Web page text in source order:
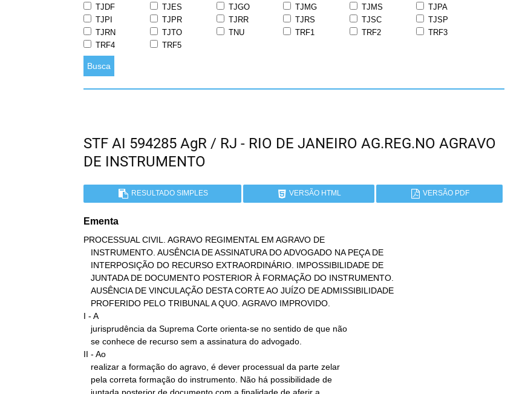
TJDF
TJES TJGO TJMG TJMS
TJPA
TJPI
TJPR TJRR TJRS TJSC
TJSP
TJRN
TJTO TNU TRF1 TRF2
TRF3
TRF4
TRF5
Busca
STF AI 594285 AgR / RJ - RIO DE JANEIRO AG.REG.NO AGRAVO
DE INSTRUMENTO
RESULTADO SIMPLES VERSÃO HTML VERSÃO PDF
Ementa
PROCESSUAL CIVIL. AGRAVO REGIMENTAL EM AGRAVO DE
I - A
II - Ao